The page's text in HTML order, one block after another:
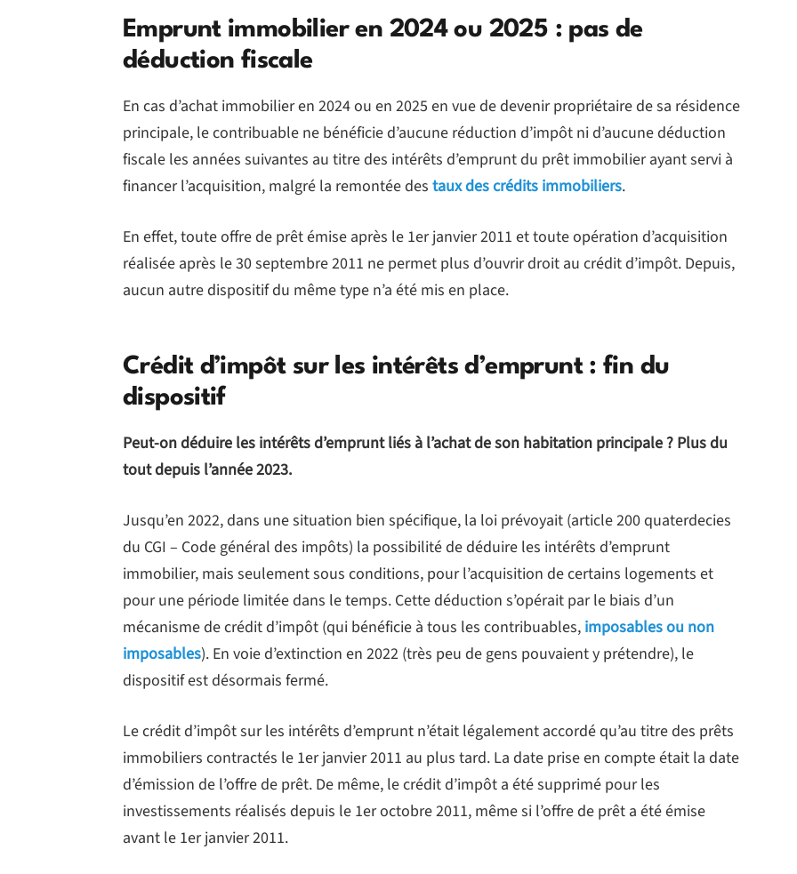
Emprunt immobilier en 2024 ou 2025 : pas de
déduction fiscale
En cas d’achat immobilier en 2024 ou en 2025 en vue de devenir propriétaire de sa résidence
principale, le contribuable ne bénéficie d’aucune réduction d’impôt ni d’aucune déduction
fiscale les années suivantes au titre des intérêts d’emprunt du prêt immobilier ayant servi à
financer l’acquisition, malgré la remontée des taux des crédits immobiliers.
En effet, toute offre de prêt émise après le 1er janvier 2011 et toute opération d’acquisition
réalisée après le 30 septembre 2011 ne permet plus d’ouvrir droit au crédit d’impôt. Depuis,
aucun autre dispositif du même type n’a été mis en place.
Crédit d’impôt sur les intérêts d’emprunt : fin du
dispositif
Peut-on déduire les intérêts d’emprunt liés à l’achat de son habitation principale ? Plus du
tout depuis l’année 2023.
Jusqu’en 2022, dans une situation bien spécifique, la loi prévoyait (article 200 quaterdecies
du CGI – Code général des impôts) la possibilité de déduire les intérêts d’emprunt
immobilier, mais seulement sous conditions, pour l’acquisition de certains logements et
pour une période limitée dans le temps. Cette déduction s’opérait par le biais d’un
mécanisme de crédit d’impôt (qui bénéficie à tous les contribuables, imposables ou non
imposables). En voie d’extinction en 2022 (très peu de gens pouvaient y prétendre), le
dispositif est désormais fermé.
Le crédit d’impôt sur les intérêts d’emprunt n’était légalement accordé qu’au titre des prêts
immobiliers contractés le 1er janvier 2011 au plus tard. La date prise en compte était la date
d’émission de l’offre de prêt. De même, le crédit d’impôt a été supprimé pour les
investissements réalisés depuis le 1er octobre 2011, même si l’offre de prêt a été émise
avant le 1er janvier 2011.